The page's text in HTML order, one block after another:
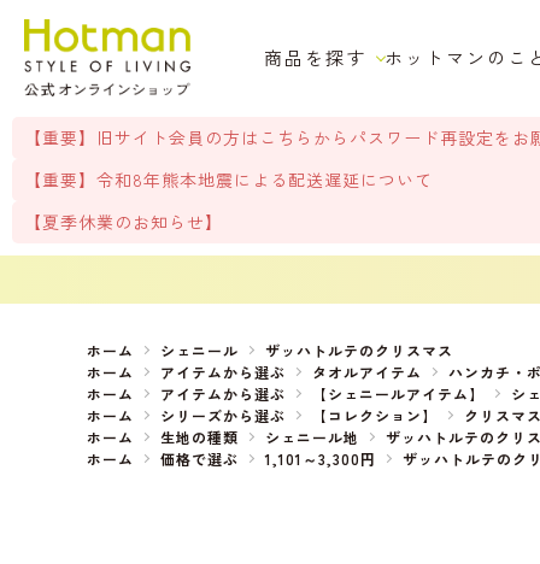
商品を探す ホットマンのこ
【重要】旧サイト会員の方はこちらからパスワード再設定をお
【重要】令和8年熊本地震による配送遅延について
【夏季休業のお知らせ】
ホーム シェニール
ザッハトルテのクリスマス
ホーム
アイテムから選ぶ タオルアイテム ハンカチ・
ホーム
アイテムから選ぶ 【シェニールアイテム】 シ
ホーム
シリーズから選ぶ 【コレクション】 クリスマ
ホーム
生地の種類 シェニール地
ザッハトルテのクリ
ホーム
価格で選ぶ 1,101～3,300円 ザッハトルテのク